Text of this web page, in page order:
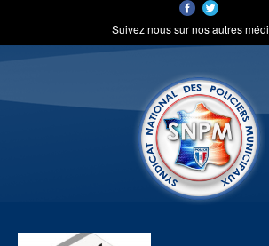
Suivez nous sur nos autres